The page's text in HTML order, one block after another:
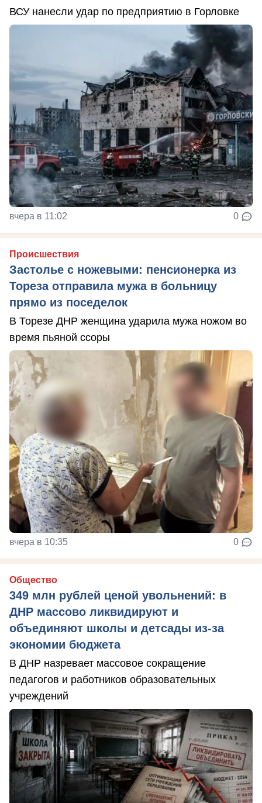
ВСУ нанесли удар по предприятию в Горловке
вчера в 11:02 0
Происшествия
Застолье с ножевыми: пенсионерка из
Тореза отправила мужа в больницу
прямо из поседелок
В Торезе ДНР женщина ударила мужа ножом во
время пьяной ссоры
вчера в 10:35 0
Общество
349 млн рублей ценой увольнений: в
ДНР массово ликвидируют и
объединяют школы и детсады из-за
экономии бюджета
В ДНР назревает массовое сокращение
педагогов и работников образовательных
учреждений